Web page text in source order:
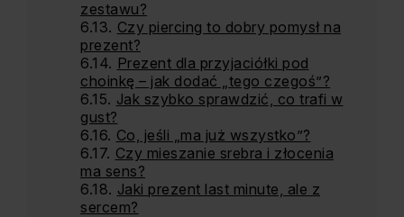
zestawu?
Czy piercing to dobry pomysł na
prezent?
Prezent dla przyjaciółki pod
choinkę – jak dodać „tego czegoś”?
Jak szybko sprawdzić, co trafi w
gust?
Co, jeśli „ma już wszystko”?
Czy mieszanie srebra i złocenia
ma sens?
Jaki prezent last minute, ale z
sercem?